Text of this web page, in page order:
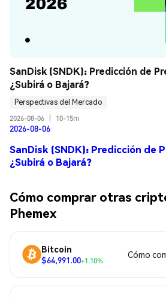
SanDisk (SNDK): Predicción de
¿Subirá o Bajará?
Perspectivas del Mercado
2026-08-06
10-15m
2026-08-06
SanDisk (SNDK): Predicción de
¿Subirá o Bajará?
Cómo comprar otras
Phemex
Bitcoin
$64,991.00+1.10%
Cómo